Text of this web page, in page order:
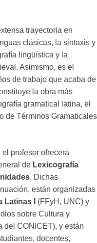
trayectoria en
clásicas, la sintaxis y
lingüística y la
Asimismo, es el
de trabajo que acaba de
la obra más
gramatical latina, el
de Términos Gramaticales
profesor ofrecerá
de Lexicografía
. Dichas
están organizadas
Latinas I
(FFyH, UNC) y
sobre Cultura y
del CONICET), y están
docentes,